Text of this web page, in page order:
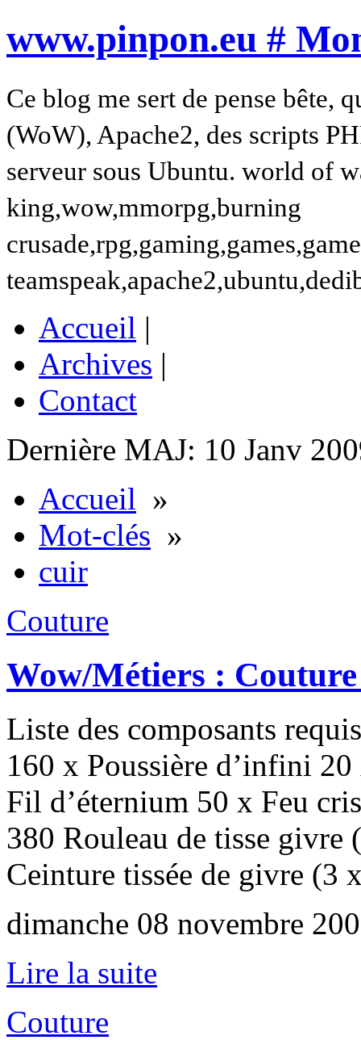
www.pinpon.eu #
Ce blog me sert de pense bête,
(WoW), Apache2, des scripts
serveur sous Ubuntu. world of
king,wow,mmorpg,burning
Accueil |
Archives |
Contact
Dernière MAJ: 10 Janv
Accueil »
Mot-clés »
cuir
Couture
Wow/Métiers : Couture
Liste des composants
160 x Poussière d’infini
Fil d’éternium 50 x Feu
380 Rouleau de tisse
Ceinture tissée de givre (3
dimanche 08 novembre
Lire la suite
Couture